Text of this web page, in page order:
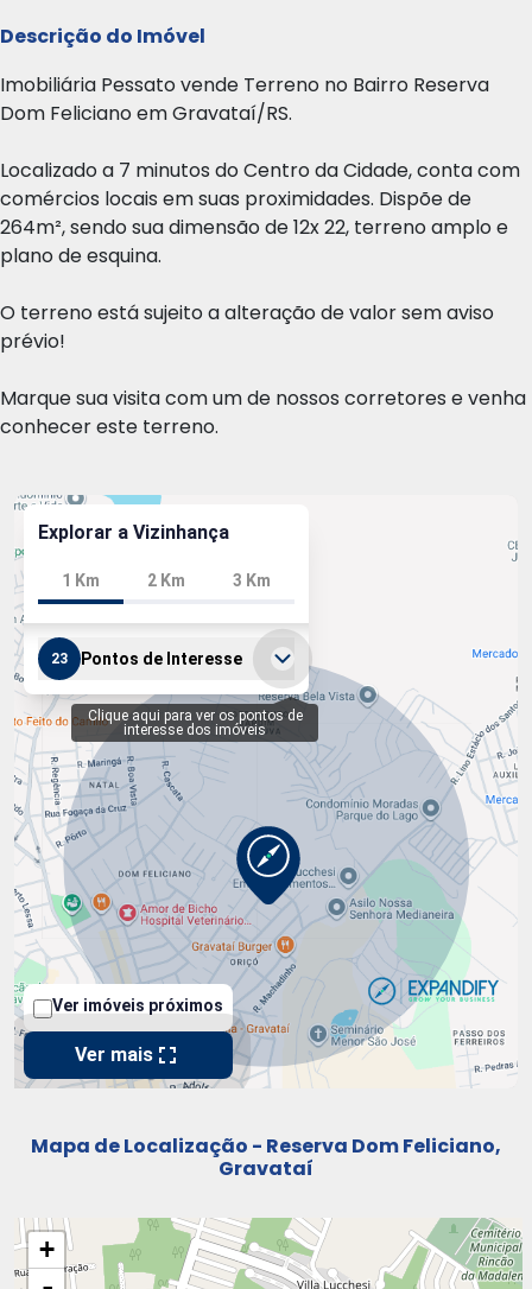
Descrição do Imóvel
Imobiliária Pessato vende Terreno no Bairro Reserva
Dom Feliciano em Gravataí/RS.
Localizado a 7 minutos do Centro da Cidade, conta com
comércios locais em suas proximidades. Dispõe de
264m², sendo sua dimensão de 12x 22, terreno amplo e
plano de esquina.
O terreno está sujeito a alteração de valor sem aviso
prévio!
Marque sua visita com um de nossos corretores e venha
conhecer este terreno.
Mapa de Localização - Reserva Dom Feliciano,
Gravataí